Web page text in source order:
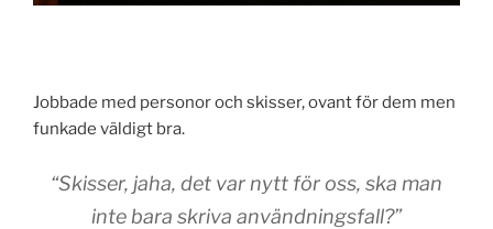
Jobbade med personor och skisser, ovant för dem men
funkade väldigt bra.
“Skisser, jaha, det var nytt för oss, ska man
inte bara skriva användningsfall?”